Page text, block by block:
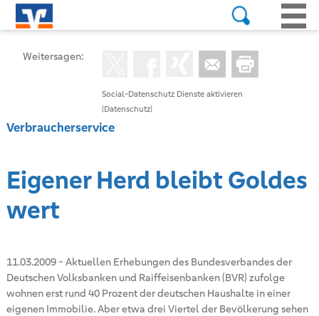
Social-Datenschutz Dienste aktivieren
(Datenschutz)
Weitersagen:
Verbraucherservice
Eigener Herd bleibt Goldes
wert
11.03.2009- Aktuellen Erhebungen des Bundesverbandes der
Deutschen Volksbanken und Raiffeisenbanken (BVR) zufolge
wohnen erst rund 40 Prozent der deutschen Haushalte in einer
eigenen Immobilie. Aber etwa drei Viertel der Bevölkerung sehen